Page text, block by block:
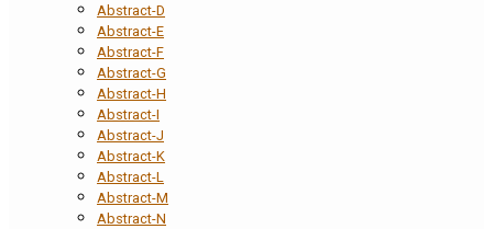
Abstract-D
Abstract-E
Abstract-F
Abstract-G
Abstract-H
Abstract-I
Abstract-J
Abstract-K
Abstract-L
Abstract-M
Abstract-N